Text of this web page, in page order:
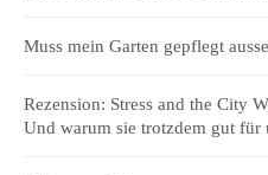
Muss mein Garten gepflegt
Rezension: Stress and the City
Und warum sie trotzdem gut